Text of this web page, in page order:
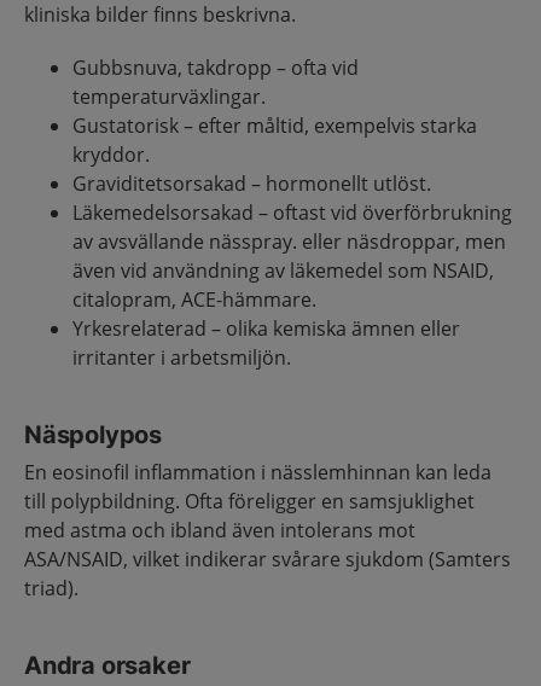
kliniska bilder finns beskrivna.
Gubbsnuva, takdropp – ofta vid
temperaturväxlingar.
Gustatorisk – efter måltid, exempelvis starka
kryddor.
Graviditetsorsakad – hormonellt utlöst.
Läkemedelsorsakad – oftast vid överförbrukning
av avsvällande nässpray. eller näsdroppar, men
även vid användning av läkemedel som NSAID,
citalopram, ACE-hämmare.
Yrkesrelaterad – olika kemiska ämnen eller
irritanter i arbetsmiljön.
Näspolypos
En eosinofil inflammation i nässlemhinnan kan leda
till polypbildning. Ofta föreligger en samsjuklighet
med astma och ibland även intolerans mot
ASA/NSAID, vilket indikerar svårare sjukdom (Samters
triad).
Andra orsaker